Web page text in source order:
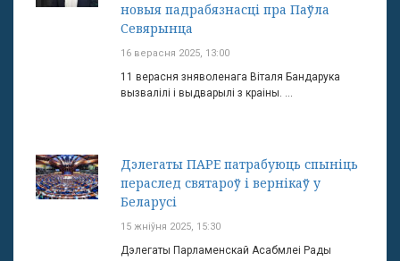
новыя падрабязнасці пра Паўла
Севярынца
16 верасня 2025, 13:00
11 верасня зняволенага Віталя Бандарука
вызвалілі і выдварылі з краіны. ...
Дэлегаты ПАРЕ патрабуюць спыніць
пераслед святароў і вернікаў у
Беларусі
15 жніўня 2025, 15:30
Дэлегаты Парламенскай Асабмлеі Рады